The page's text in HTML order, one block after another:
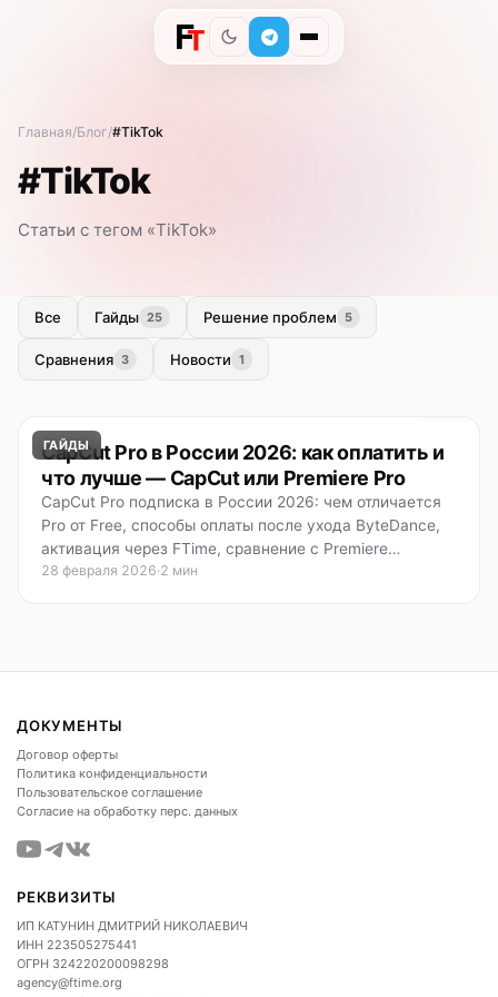
Главная Блог #TikTok
#TikTok
Статьи с тегом «TikTok»
Все Гайды 25 Решение проблем 5
Сравнения 3 Новости 1
ГАЙДЫ
CapCut Pro в России 2026: как оплатить и
что лучше — CapCut или Premiere Pro
CapCut Pro подписка в России 2026: чем отличается
Pro от Free, способы оплаты после ухода ByteDance,
активация через FTime, сравнение с Premiere…
28 февраля 2026·2 мин
ДОКУМЕНТЫ
Договор оферты
Политика конфиденциальности
Пользовательское соглашение
Согласие на обработку перс. данных
РЕКВИЗИТЫ
ИП КАТУНИН ДМИТРИЙ НИКОЛАЕВИЧ
ИНН 223505275441
ОГРН 324220200098298
agency@ftime.org